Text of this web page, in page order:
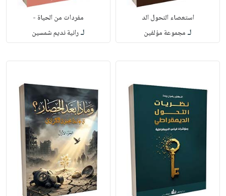
استعصاء التحول الد
لـ مجموعة مؤلفين
مفردات من الحياة -
لـرانية نديم شمسين